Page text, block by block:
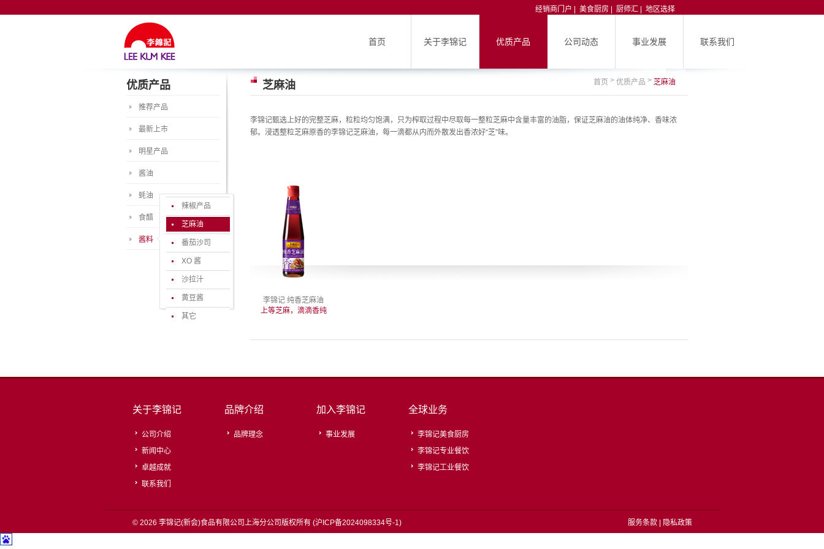
经销商门户 美食厨房 厨师汇| 地区选择
首页 关于李锦记 优质产品 公司动态 事业发展 联系我们
优质产品
推荐产品
最新上市
明星产品
酱油
蚝油
食醋
酱料
辣椒产品
芝麻油
番茄沙司
XO 酱
沙拉汁
黄豆酱
其它
芝麻油 芝麻油
>
优质产品
>
首页
李锦记甄选上好的完整芝麻，粒粒均匀饱满，只为榨取过程中尽取每一整粒芝麻中含量丰富的油脂，保证芝麻油的油体纯净、香味浓
郁。浸透整粒芝麻原香的李锦记芝麻油，每一滴都从内而外散发出香浓好“芝”味。
李锦记 纯香芝麻油
上等芝麻，滴滴香纯
关于李锦记
公司介绍
新闻中心
卓越成就
联系我们
品牌介绍
品牌理念
加入李锦记
事业发展
全球业务
李锦记美食厨房
李锦记专业餐饮
李锦记工业餐饮
© 2026 李锦记(新会)食品有限公司上海分公司版权所有 (沪ICP备2024098334号-1) 服务条款| 隐私政策